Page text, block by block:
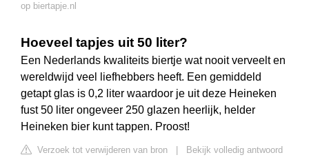
op biertapje.nl
Hoeveel tapjes uit 50 liter?
Een Nederlands kwaliteits biertje wat nooit verveelt en
wereldwijd veel liefhebbers heeft. Een gemiddeld
getapt glas is 0,2 liter waardoor je uit deze Heineken
fust 50 liter ongeveer 250 glazen heerlijk, helder
Heineken bier kunt tappen. Proost!
Verzoek tot verwijderen van bron
Bekijk volledig antwoord